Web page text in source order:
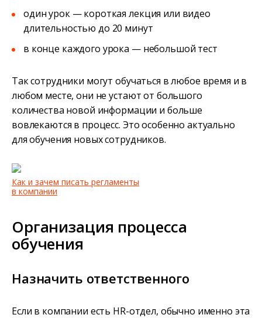
один урок — короткая лекция или видео
длительностью до 20 минут
в конце каждого урока — небольшой тест
Так сотрудники могут обучаться в любое время и в
любом месте, они не устают от большого
количества новой информации и больше
вовлекаются в процесс. Это особенно актуально
для обучения новых сотрудников.
Как и зачем писать регламенты
в компании
Организация процесса
обучения
Назначить ответственного
Если в компании есть HR-отдел, обычно именно эта